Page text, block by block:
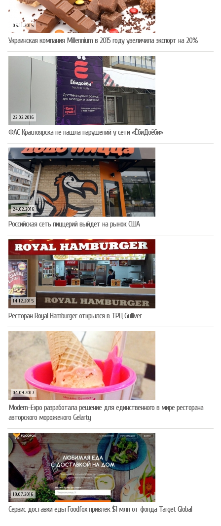
05.11.2015
Украинская компания Millennium в 2015 году увеличила экспорт на 20%
22.02.2016
ФАС Красноярска не нашла нарушений у сети «ЁбиДоёби»
24.02.2016
Российская сеть пиццерий выйдет на рынок США
14.12.2015
Ресторан Royal Hamburger открылся в ТРЦ Gulliver
04.09.2017
Modern-Expo разработала решение для единственного в мире ресторана
авторского мороженого Gelarty
19.07.2016
Сервис доставки еды Foodfox привлек $1 млн от фонда Target Global